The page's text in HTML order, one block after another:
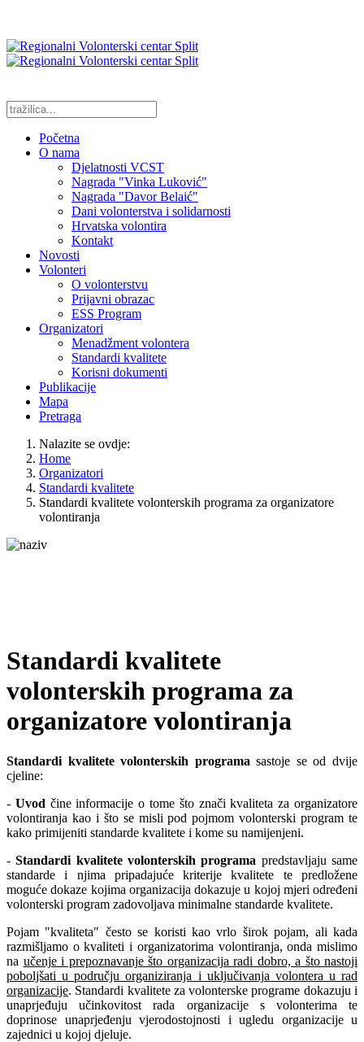
Početna
O nama
Djelatnosti VCST
Nagrada "Vinka Luković"
Nagrada "Davor Belaić"
Dani volonterstva i solidarnosti
Hrvatska volontira
Kontakt
Novosti
Volonteri
O volonterstvu
Prijavni obrazac
ESS Program
Organizatori
Menadžment volontera
Standardi kvalitete
Korisni dokumenti
Publikacije
Mapa
Pretraga
Nalazite se ovdje:
Home
Organizatori
Standardi kvalitete
Standardi kvalitete volonterskih programa za organizatore
volontiranja
Standardi kvalitete
volonterskih programa za
organizatore volontiranja
Standardi kvalitete volonterskih programa sastoje se od dvije
cjeline:
- Uvod čine informacije o tome što znači kvaliteta za organizatore
volontiranja kao i što se misli pod pojmom volonterski program te
kako primijeniti standarde kvalitete i kome su namijenjeni.
-Standardi kvalitete volonterskih programa predstavljaju same
standarde i njima pripadajuće kriterije kvalitete te predložene
moguće dokaze kojima organizacija dokazuje u kojoj mjeri određeni
volonterski program zadovoljava minimalne standarde kvalitete.
Pojam "kvaliteta" često se koristi kao vrlo širok pojam, ali kada
razmišljamo o kvaliteti i organizatorima volontiranja, onda mislimo
na učenje i prepoznavanje što organizacija radi dobro, a što nastoji
poboljšati u području organiziranja i uključivanja volontera u rad
organizacije. Standardi kvalitete za volonterske programe dokazuju i
unaprjeđuju učinkovitost rada organizacije s volonterima te
doprinose unaprjeđenju vjerodostojnosti i ugledu organizacije u
zajednici u kojoj djeluje.